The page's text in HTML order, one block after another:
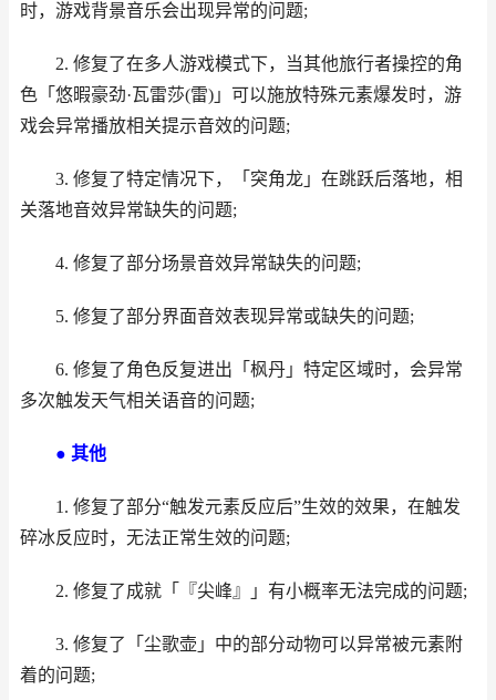
时，游戏背景音乐会出现异常的问题;
2. 修复了在多人游戏模式下，当其他旅行者操控的角
色「悠暇豪劲·瓦雷莎(雷)」可以施放特殊元素爆发时，游
戏会异常播放相关提示音效的问题;
3. 修复了特定情况下，「突角龙」在跳跃后落地，相
关落地音效异常缺失的问题;
4. 修复了部分场景音效异常缺失的问题;
5. 修复了部分界面音效表现异常或缺失的问题;
6. 修复了角色反复进出「枫丹」特定区域时，会异常
多次触发天气相关语音的问题;
● 其他
1. 修复了部分“触发元素反应后”生效的效果，在触发
碎冰反应时，无法正常生效的问题;
2. 修复了成就「『尖峰』」有小概率无法完成的问题;
3. 修复了「尘歌壶」中的部分动物可以异常被元素附
着的问题;